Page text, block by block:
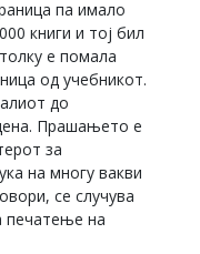
па имало
книги и тој бил
е помала
од учебникот.
до
Прашањето е
за
на многу вакви
се случува
печатење на